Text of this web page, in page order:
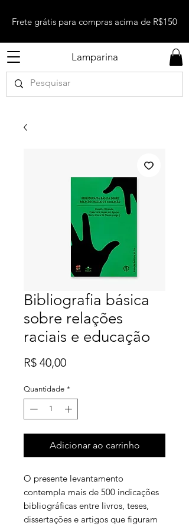
Lamparina
Frete grátis para compras acima de R$150
Bibliografia básica
sobre relações
raciais e educação
R$ 40,00Preço
Quantidade *
Adicionar ao carrinho
O presente levantamento
contempla mais de 500 indicações
bibliográficas entre livros, teses,
dissertações e artigos que figuram